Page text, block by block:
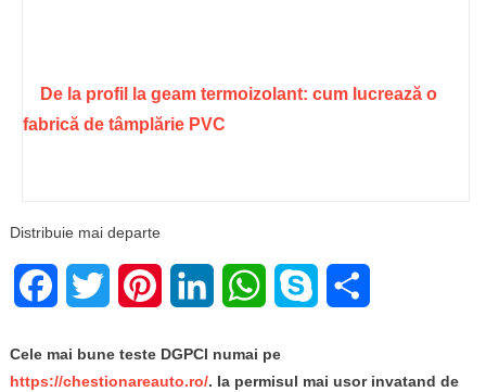
De la profil la geam termoizolant: cum lucrează o
fabrică de tâmplărie PVC
Distribuie mai departe
FacebookTwitter PinterestLinkedIn WhatsApp
Skype
Cele mai bune teste DGPCI numai pe
https://chestionareauto.ro/. Ia permisul mai usor invatand de